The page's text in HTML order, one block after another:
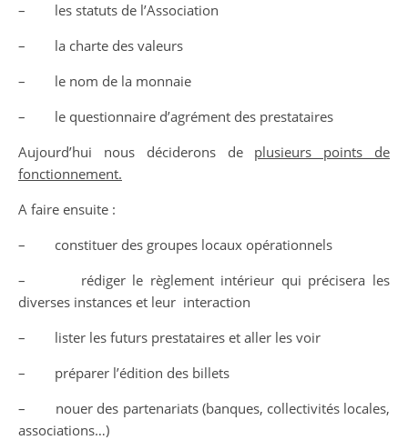
– les statuts de l’Association
– la charte des valeurs
– le nom de la monnaie
– le questionnaire d’agrément des prestataires
Aujourd’hui nous déciderons de plusieurs points de
fonctionnement.
A faire ensuite :
– constituer des groupes locaux opérationnels
– rédiger le règlement intérieur qui précisera les
diverses instances et leur interaction
– lister les futurs prestataires et aller les voir
– préparer l’édition des billets
– nouer des partenariats (banques, collectivités locales,
associations…)